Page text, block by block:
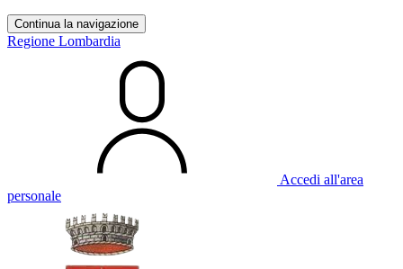
Continua la navigazione
Regione Lombardia
Accedi all'area
personale